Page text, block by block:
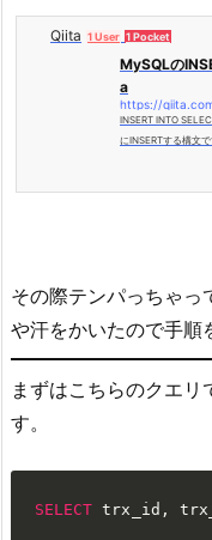
Qiita 1 User 1 Pocket
MySQLの
a
https://
INSERT INTO
にINSERTする構文
その際テンパっちゃっ
や汗をかいたので手順
まずはこちらのクエ
す。
SELECT trx_id ,